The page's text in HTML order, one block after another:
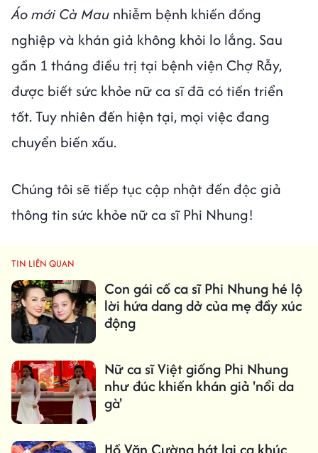
Áo mới Cà Mau nhiễm bệnh khiến đồng
nghiệp và khán giả không khỏi lo lắng. Sau
gần 1 tháng điều trị tại bệnh viện Chợ Rẫy,
được biết sức khỏe nữ ca sĩ đã có tiến triển
tốt. Tuy nhiên đến hiện tại, mọi việc đang
chuyển biến xấu.
Chúng tôi sẽ tiếp tục cập nhật đến độc giả
thông tin sức khỏe nữ ca sĩ Phi Nhung!
TIN LIÊN QUAN
Con gái cố ca sĩ Phi Nhung hé lộ
lời hứa dang dở của mẹ đầy xúc
động
Nữ ca sĩ Việt giống Phi Nhung
như đúc khiến khán giả 'nổi da
gà'